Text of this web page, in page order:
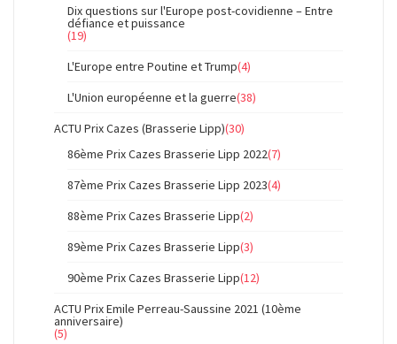
Dix questions sur l'Europe post-covidienne – Entre
défiance et puissance
(19)
L'Europe entre Poutine et Trump(4)
L'Union européenne et la guerre(38)
ACTU Prix Cazes (Brasserie Lipp)(30)
86ème Prix Cazes Brasserie Lipp 2022(7)
87ème Prix Cazes Brasserie Lipp 2023(4)
88ème Prix Cazes Brasserie Lipp(2)
89ème Prix Cazes Brasserie Lipp(3)
90ème Prix Cazes Brasserie Lipp(12)
ACTU Prix Emile Perreau-Saussine 2021 (10ème
anniversaire)
(5)